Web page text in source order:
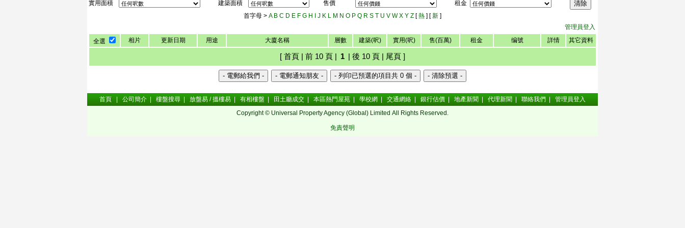
實用面積 建築面積 售價
租金
首字母 > A B C D E F G H J K L M N O P Q R S T U V W X Y Z [熱 ] [新 ]
管理員登入
全選
相片 更新日期 用途 大廈名稱 層數 建築(呎) 實用(呎) 售(百萬) 租金 编號 詳情 其它資料
[ 首頁 | 前 10 頁 | 1 | 後 10 頁 | 尾頁 ]
首頁 公司簡介 樓盤搜尋 放盤易 / 搵樓易 有相樓盤 田土廳成交 本區熱門屋苑 學校網 交通網絡 銀行估價 地產新聞 代理新聞 聯絡我們
管理員登入
Copyright © Universal Property Agency (Global) Limited All Rights Reserved.
免責聲明